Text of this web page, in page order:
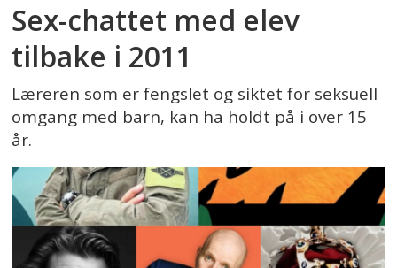
Sex-chattet med elev
tilbake i 2011
Læreren som er fengslet og siktet for seksuell
omgang med barn, kan ha holdt på i over 15
år.